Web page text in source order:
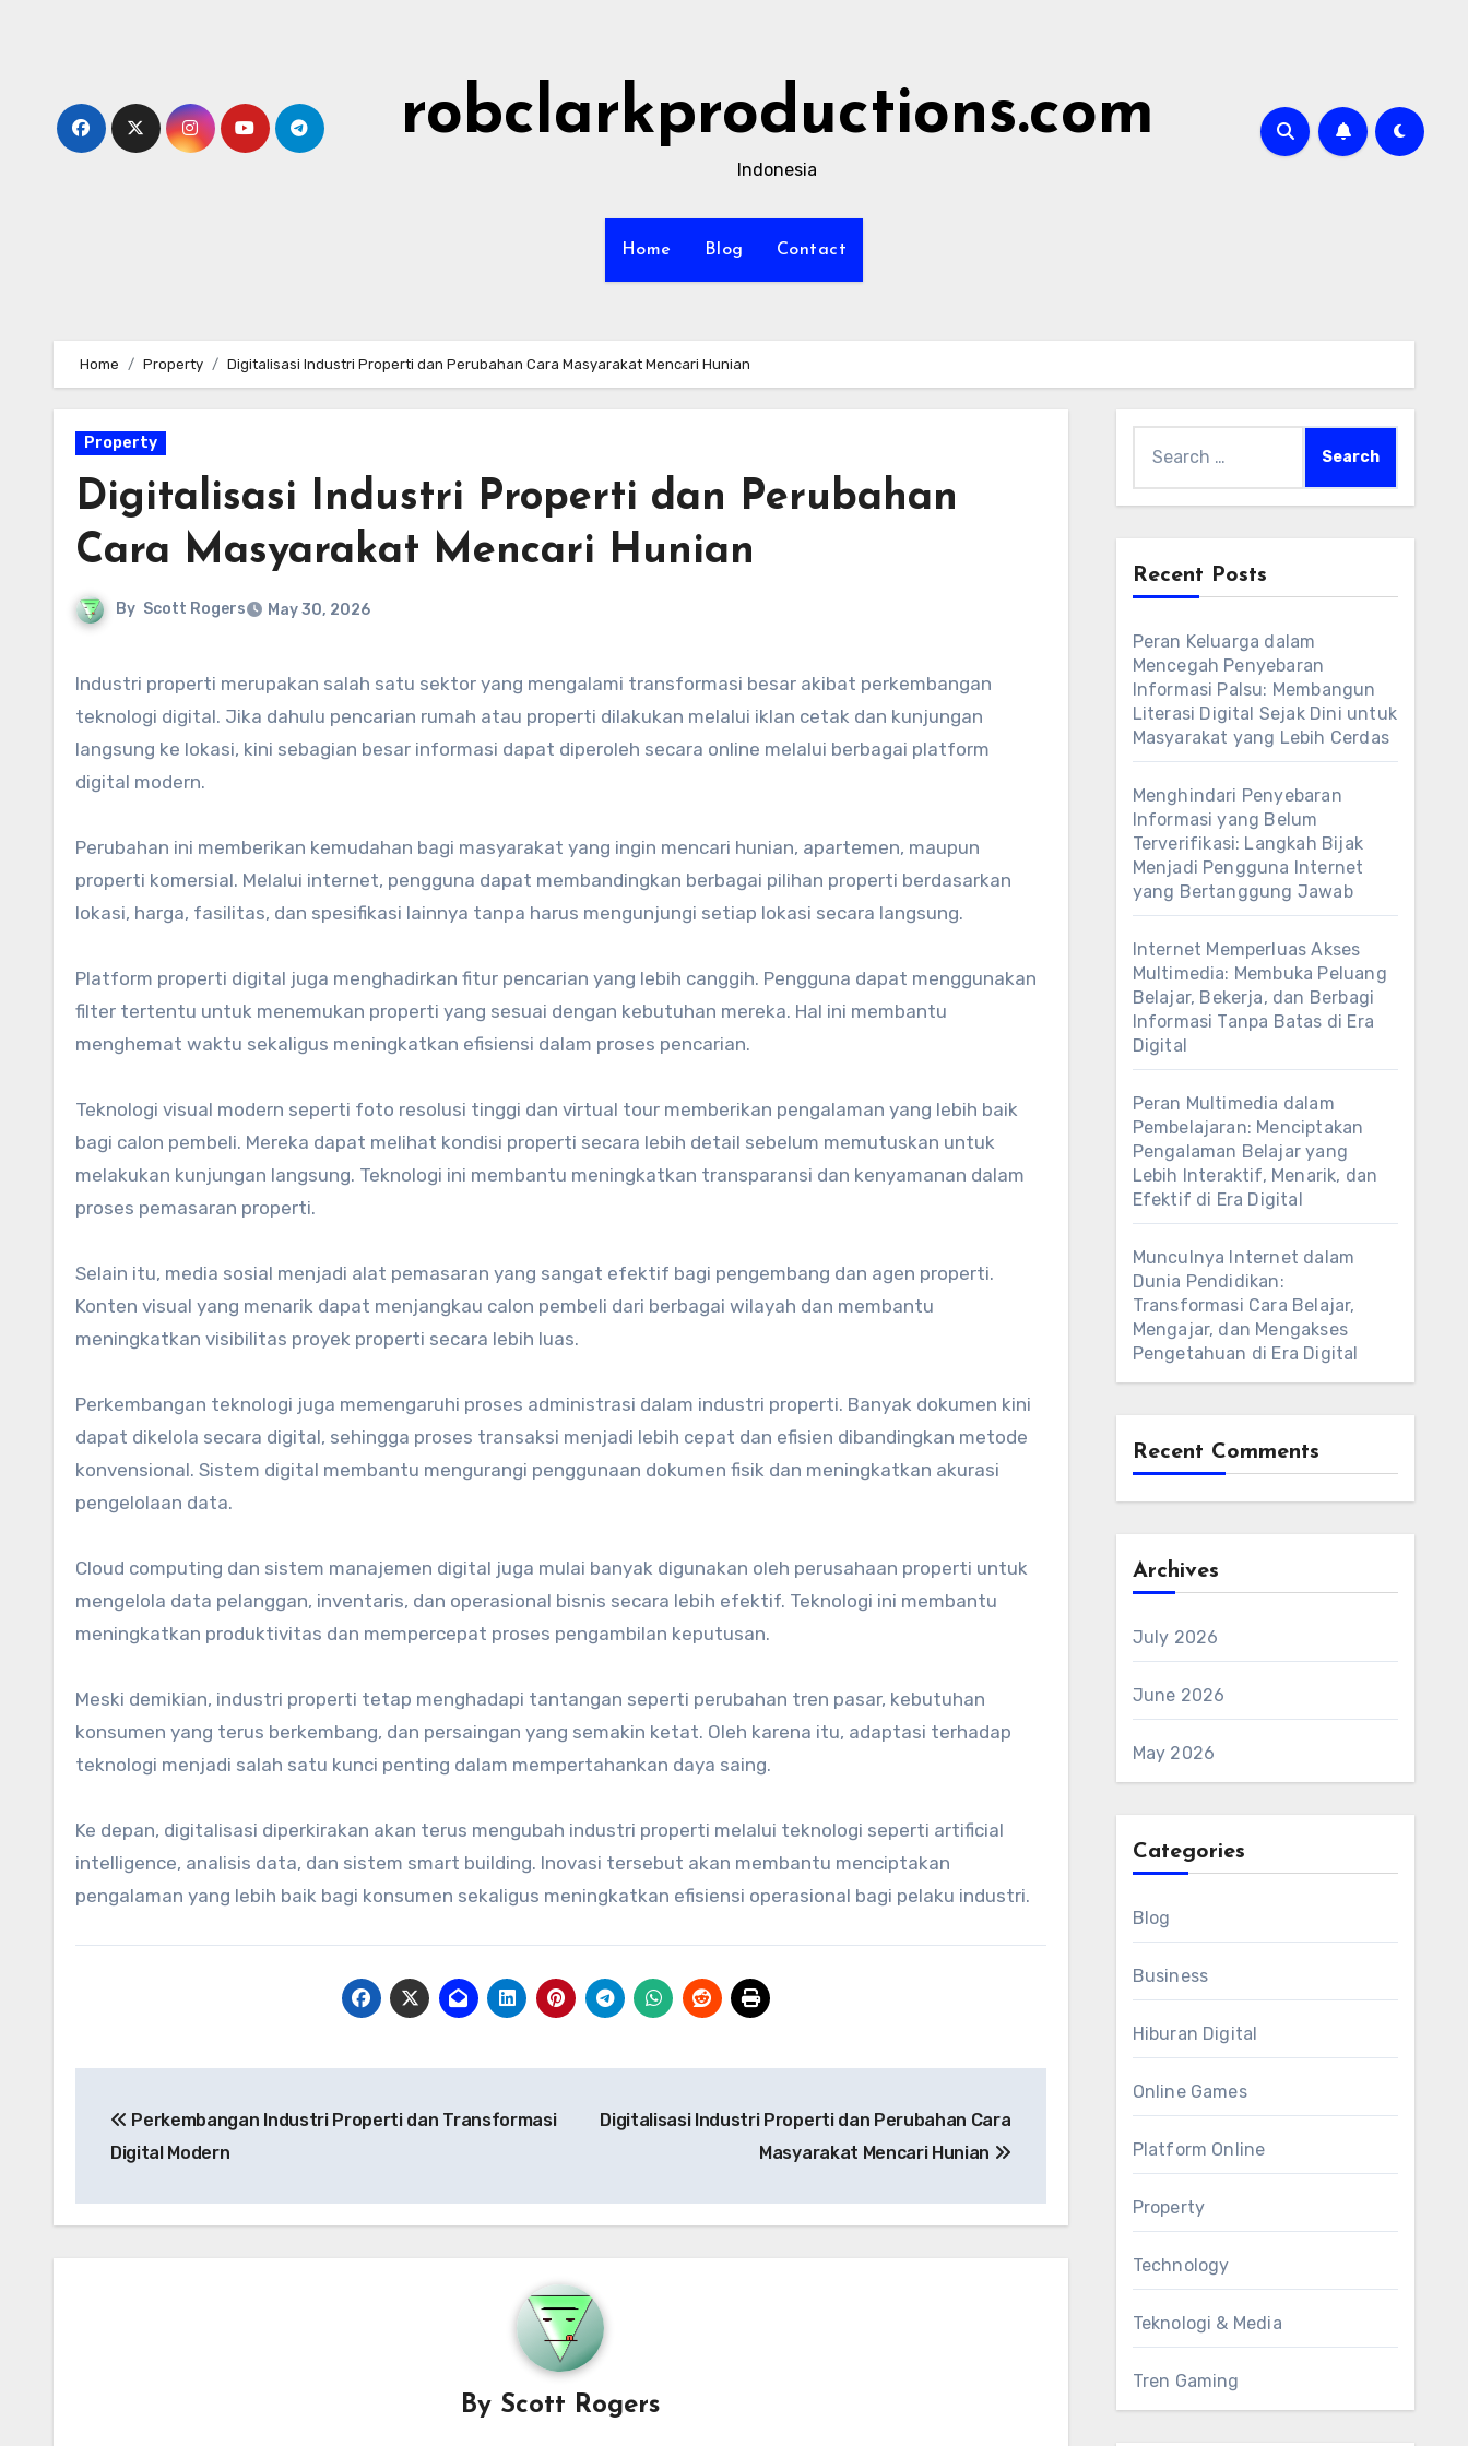
robclarkproductions.com
Indonesia
Home Blog Contact
Home Property Digitalisasi Industri Properti dan Perubahan Cara Masyarakat Mencari Hunian
Property
Digitalisasi Industri Properti dan Perubahan
Cara Masyarakat Mencari Hunian
By Scott Rogers May 30, 2026
Industri properti merupakan salah satu sektor yang mengalami transformasi besar akibat perkembangan
teknologi digital. Jika dahulu pencarian rumah atau properti dilakukan melalui iklan cetak dan kunjungan
langsung ke lokasi, kini sebagian besar informasi dapat diperoleh secara online melalui berbagai platform
digital modern.
Perubahan ini memberikan kemudahan bagi masyarakat yang ingin mencari hunian, apartemen, maupun
properti komersial. Melalui internet, pengguna dapat membandingkan berbagai pilihan properti berdasarkan
lokasi, harga, fasilitas, dan spesifikasi lainnya tanpa harus mengunjungi setiap lokasi secara langsung.
Platform properti digital juga menghadirkan fitur pencarian yang lebih canggih. Pengguna dapat menggunakan
filter tertentu untuk menemukan properti yang sesuai dengan kebutuhan mereka. Hal ini membantu
menghemat waktu sekaligus meningkatkan efisiensi dalam proses pencarian.
Teknologi visual modern seperti foto resolusi tinggi dan virtual tour memberikan pengalaman yang lebih baik
bagi calon pembeli. Mereka dapat melihat kondisi properti secara lebih detail sebelum memutuskan untuk
melakukan kunjungan langsung. Teknologi ini membantu meningkatkan transparansi dan kenyamanan dalam
proses pemasaran properti.
Selain itu, media sosial menjadi alat pemasaran yang sangat efektif bagi pengembang dan agen properti.
Konten visual yang menarik dapat menjangkau calon pembeli dari berbagai wilayah dan membantu
meningkatkan visibilitas proyek properti secara lebih luas.
Perkembangan teknologi juga memengaruhi proses administrasi dalam industri properti. Banyak dokumen kini
dapat dikelola secara digital, sehingga proses transaksi menjadi lebih cepat dan efisien dibandingkan metode
konvensional. Sistem digital membantu mengurangi penggunaan dokumen fisik dan meningkatkan akurasi
pengelolaan data.
Cloud computing dan sistem manajemen digital juga mulai banyak digunakan oleh perusahaan properti untuk
mengelola data pelanggan, inventaris, dan operasional bisnis secara lebih efektif. Teknologi ini membantu
meningkatkan produktivitas dan mempercepat proses pengambilan keputusan.
Meski demikian, industri properti tetap menghadapi tantangan seperti perubahan tren pasar, kebutuhan
konsumen yang terus berkembang, dan persaingan yang semakin ketat. Oleh karena itu, adaptasi terhadap
teknologi menjadi salah satu kunci penting dalam mempertahankan daya saing.
Ke depan, digitalisasi diperkirakan akan terus mengubah industri properti melalui teknologi seperti artificial
intelligence, analisis data, dan sistem smart building. Inovasi tersebut akan membantu menciptakan
pengalaman yang lebih baik bagi konsumen sekaligus meningkatkan efisiensi operasional bagi pelaku industri.
navigation
Perkembangan Industri Properti dan Transformasi
Digital Modern
Digitalisasi Industri Properti dan Perubahan Cara
Masyarakat Mencari Hunian
By Scott Rogers
for:
Recent Posts
Peran Keluarga dalam
Mencegah Penyebaran
Informasi Palsu: Membangun
Literasi Digital Sejak Dini untuk
Masyarakat yang Lebih Cerdas
Menghindari Penyebaran
Informasi yang Belum
Terverifikasi: Langkah Bijak
Menjadi Pengguna Internet
yang Bertanggung Jawab
Internet Memperluas Akses
Multimedia: Membuka Peluang
Belajar, Bekerja, dan Berbagi
Informasi Tanpa Batas di Era
Digital
Peran Multimedia dalam
Pembelajaran: Menciptakan
Pengalaman Belajar yang
Lebih Interaktif, Menarik, dan
Efektif di Era Digital
Munculnya Internet dalam
Dunia Pendidikan:
Transformasi Cara Belajar,
Mengajar, dan Mengakses
Pengetahuan di Era Digital
Recent Comments
Archives
July 2026
June 2026
May 2026
Categories
Blog
Business
Hiburan Digital
Online Games
Platform Online
Property
Technology
Teknologi & Media
Tren Gaming